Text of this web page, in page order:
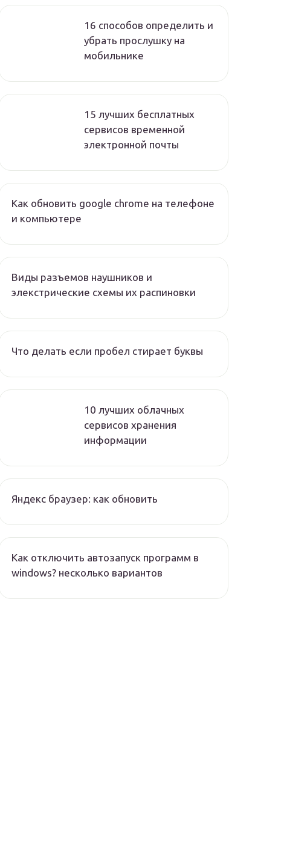
16 способов определить и
убрать прослушку на
мобильнике
15 лучших бесплатных
сервисов временной
электронной почты
Как обновить google chrome на телефоне
и компьютере
Виды разъемов наушников и
элекстрические схемы их распиновки
Что делать если пробел стирает буквы
10 лучших облачных
сервисов хранения
информации
Яндекс браузер: как обновить
Как отключить автозапуск программ в
windows? несколько вариантов